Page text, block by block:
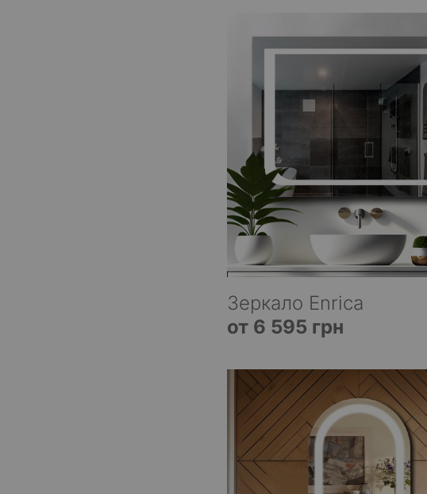
Зеркало Enrica
от 6 595 грн